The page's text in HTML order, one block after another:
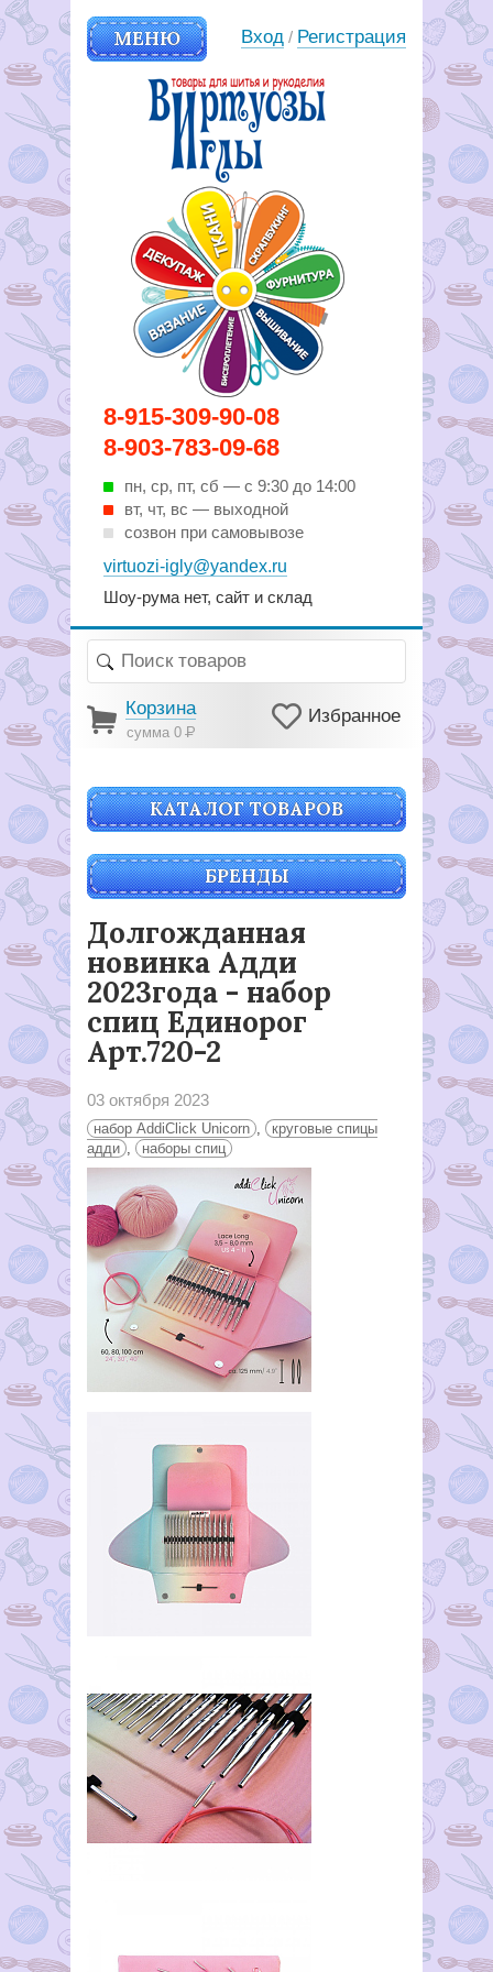
8-915-309-90-08
8-903-783-09-68
пн, ср, пт, cб — с 9:30 до 14:00
вт, чт, вс — выходной
созвон при самовывозе
virtuozi-igly@yandex.ru
Шоу-рума нет, сайт и склад
МЕНЮ
Вирутозы иглы. Товары для
шитья и рукоделья
Вход / Регистрация
Корзина
сумма 0Р
Избранное
КАТАЛОГ ТОВАРОВ
БРЕНДЫ
Долгожданная
новинка Адди
2023года - набор
спиц Единорог
Арт.720-2
03 октября 2023
набор AddiClick Unicorn ,
круговые спицы
адди , наборы спиц